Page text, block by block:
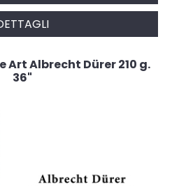
Art Albrecht Dürer 210 g.
36"